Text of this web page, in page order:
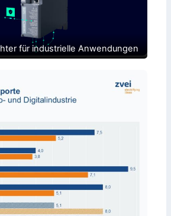
für industrielle Anwendungen